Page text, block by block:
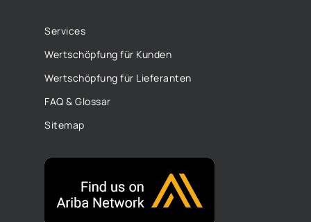
Services
Wertschöpfung für Kunden
Wertschöpfung für Lieferanten
FAQ & Glossar
Sitemap